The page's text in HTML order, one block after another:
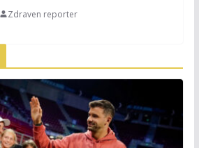
Zdraven reporter